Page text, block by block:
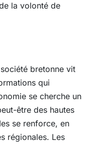
la volonté de
bretonne vit
qui
se cherche un
être des hautes
se renforce, en
régionales. Les